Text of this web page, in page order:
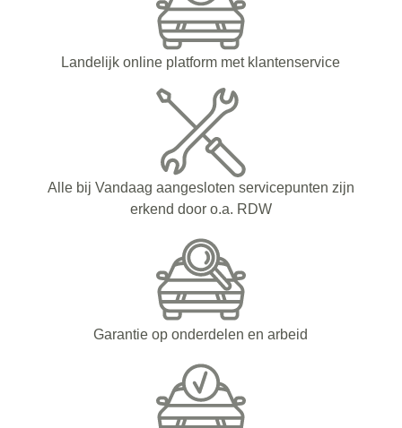
Landelijk online platform met klantenservice
Alle bij Vandaag aangesloten servicepunten zijn
erkend door o.a. RDW
Garantie op onderdelen en arbeid